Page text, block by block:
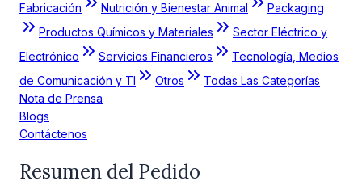
Fabricación
Nutrición y Bienestar Animal
Packaging
Productos Químicos y Materiales
Sector Eléctrico y
Electrónico
Servicios Financieros
Tecnología, Medios
de Comunicación y TI
Otros
Todas Las Categorías
Nota de Prensa
Blogs
Contáctenos
Resumen del Pedido